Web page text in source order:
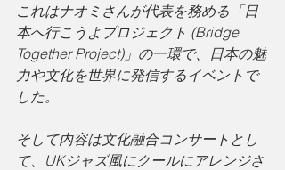
これはナオミさんが代表を務める「日
本へ行こうよプロジェクト (Bridge
Together Project)」の一環で、日本の魅
力や文化を世界に発信するイベントで
した。
そして内容は文化融合コンサートとし
て、UKジャズ風にクールにアレンジさ